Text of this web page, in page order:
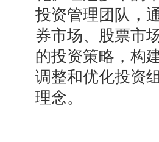
投资管理团队，
券市场、股票市
的投资策略，构
调整和优化投资
理念。